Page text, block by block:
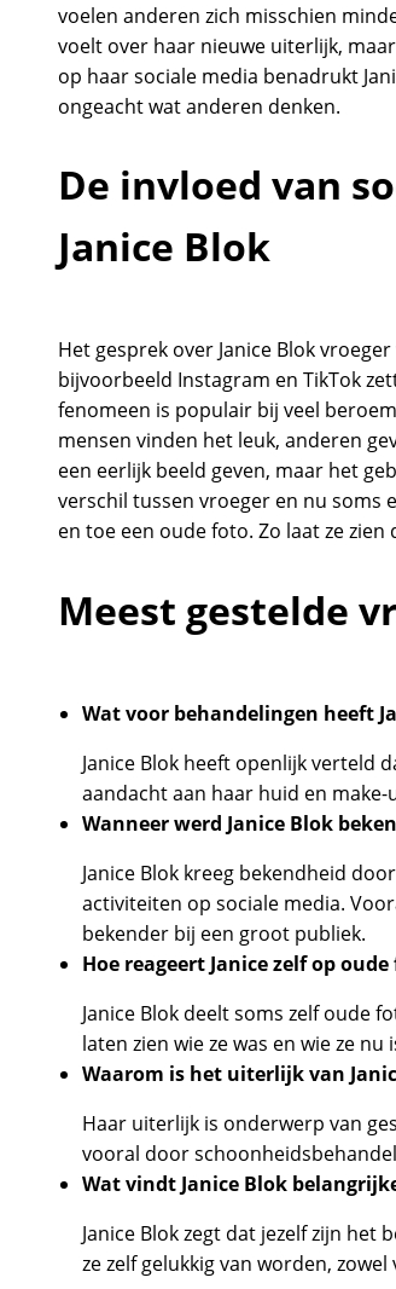
voelen anderen zich misschien
voelt over haar nieuwe uiterlijk,
op haar sociale media benadrukt
ongeacht wat anderen denken.
De invloed van
Janice Blok
Het gesprek over Janice Blok
bijvoorbeeld Instagram en TikTok
fenomeen is populair bij veel
mensen vinden het leuk, anderen
een eerlijk beeld geven, maar het
verschil tussen vroeger en nu soms
en toe een oude foto. Zo laat ze
Meest gestelde
Wat voor behandelingen heeft
Janice Blok heeft openlijk verteld
aandacht aan haar huid en make-
Wanneer werd Janice Blok
Janice Blok kreeg bekendheid
activiteiten op sociale media.
bekender bij een groot publiek.
Hoe reageert Janice zelf op
Janice Blok deelt soms zelf oude
laten zien wie ze was en wie ze nu
Waarom is het uiterlijk van
Haar uiterlijk is onderwerp van
vooral door
Wat vindt Janice Blok
Janice Blok zegt dat jezelf zijn
ze zelf gelukkig van worden,